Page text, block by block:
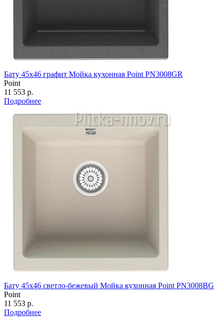
Бату 45х46 графит Мойка кухонная Point PN3008GR
Point
11 553 р.
Подробнее
Бату 45х46 светло-бежевый Мойка кухонная Point PN3008BG
Point
11 553 р.
Подробнее